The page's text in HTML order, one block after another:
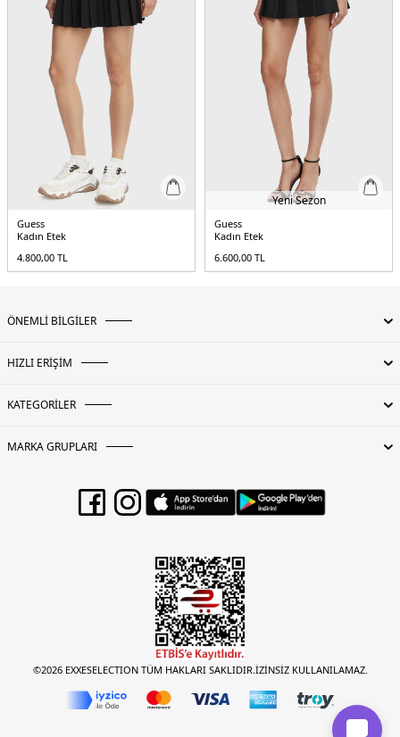
Guess
Kadın Etek
4.800,00 TL
Yeni Sezon
Guess
Kadın Etek
6.600,00 TL
ÖNEMLİ BİLGİLER
HIZLI ERİŞİM
KATEGORİLER
MARKA GRUPLARI
©2026 EXXESELECTION TÜM HAKLARI SAKLIDIR.İZİNSİZ KULLANILAMAZ.